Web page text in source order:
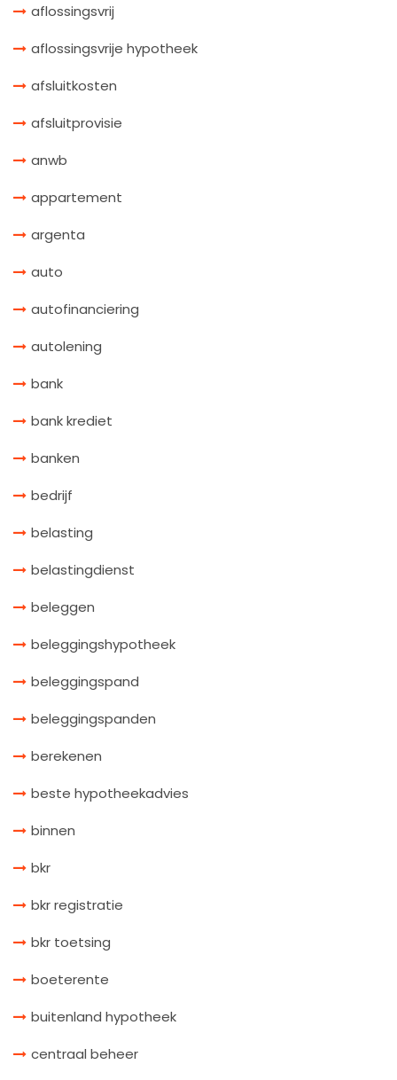
aflossingsvrij
aflossingsvrije hypotheek
afsluitkosten
afsluitprovisie
anwb
appartement
argenta
auto
autofinanciering
autolening
bank
bank krediet
banken
bedrijf
belasting
belastingdienst
beleggen
beleggingshypotheek
beleggingspand
beleggingspanden
berekenen
beste hypotheekadvies
binnen
bkr
bkr registratie
bkr toetsing
boeterente
buitenland hypotheek
centraal beheer